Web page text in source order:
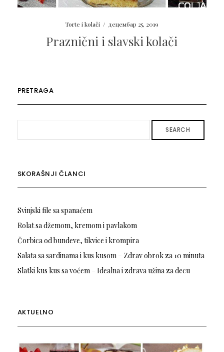
Torte i kolači / децембар 25, 2019
Praznični i slavski kolači
PRETRAGA
SEARCH
SKORAŠNJI ČLANCI
Svinjski file sa spanaćem
Rolat sa džemom, kremom i pavlakom
Čorbica od bundeve, tikvice i krompira
Salata sa sardinama i kus kusom – Zdrav obrok za 10 minuta
Slatki kus kus sa voćem – Idealna i zdrava užina za decu
AKTUELNO